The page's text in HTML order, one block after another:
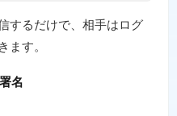
するだけで、相手はログ
ます。
名